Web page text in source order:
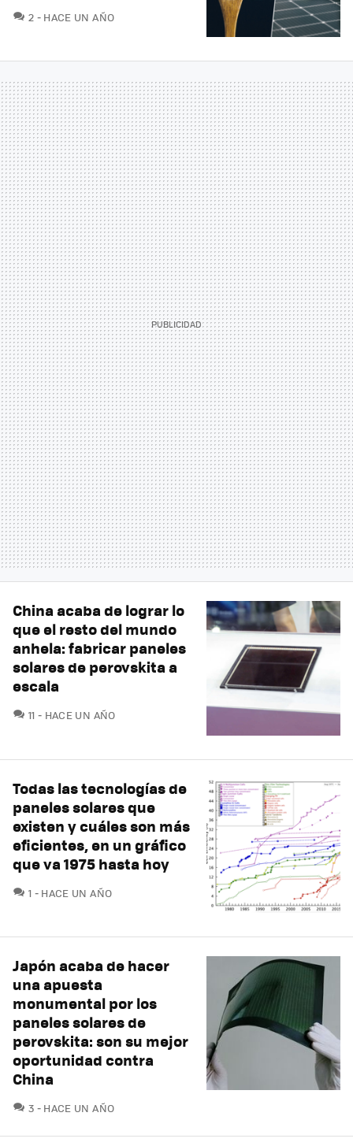
2 COMENTARIOS
HACE UN AÑO
China acaba de lograr lo
que el resto del mundo
anhela: fabricar paneles
solares de perovskita a
escala
11 COMENTARIOS
HACE UN AÑO
Todas las tecnologías de
paneles solares que
existen y cuáles son más
eficientes, en un gráfico
que va 1975 hasta hoy
1 COMENTARIOS
HACE UN AÑO
Japón acaba de hacer
una apuesta
monumental por los
paneles solares de
perovskita: son su mejor
oportunidad contra
China
3 COMENTARIOS
HACE UN AÑO